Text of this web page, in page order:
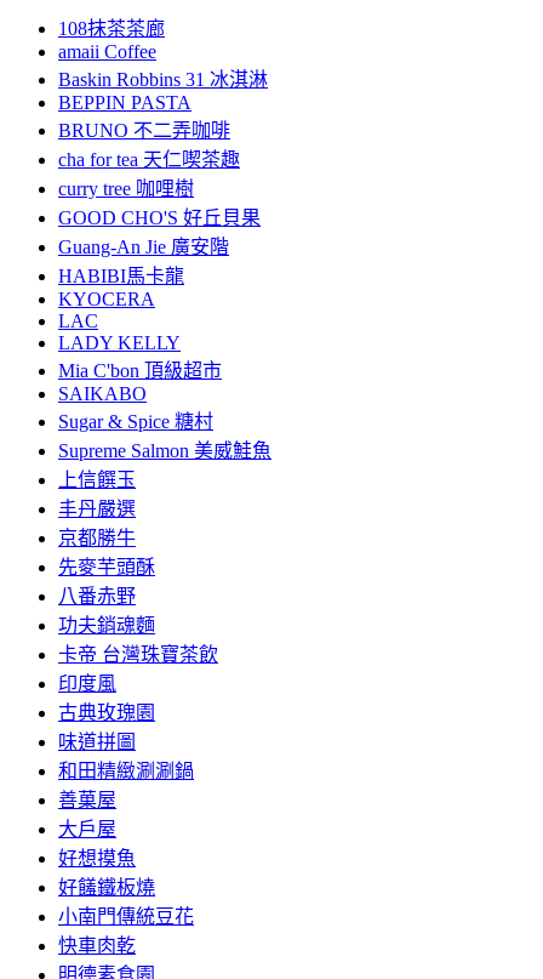
108抹茶茶廊
amaii Coffee
Baskin Robbins 31 冰淇淋
BEPPIN PASTA
BRUNO 不二弄咖啡
cha for tea 天仁喫茶趣
curry tree 咖哩樹
GOOD CHO'S 好丘貝果
Guang-An Jie 廣安階
HABIBI馬卡龍
KYOCERA
LAC
LADY KELLY
Mia C'bon 頂級超市
SAIKABO
Sugar & Spice 糖村
Supreme Salmon 美威鮭魚
上信饌玉
丰丹嚴選
京都勝牛
先麥芋頭酥
八番赤野
功夫銷魂麵
卡帝 台灣珠寶茶飲
印度風
古典玫瑰園
味道拼圖
和田精緻涮涮鍋
善菓屋
大戶屋
好想摸魚
好饈鐵板燒
小南門傳統豆花
快車肉乾
明德素食園